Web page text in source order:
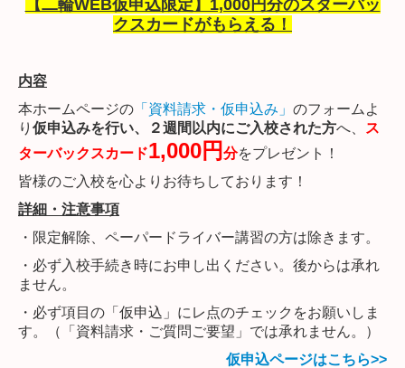
【二輪WEB仮申込限定】1,000円分のスターバッ
クスカードがもらえる！
内容
本ホームページの 「資料請求・仮申込み」 のフォームよ
り 仮申込みを行い、２週間以内にご入校された方へ、
ス
ターバックスカード1,000円 分をプレゼント！
皆様のご入校を心よりお待ちしております！
詳細・注意事項
・限定解除、ペーパードライバー講習の方は除きます。
・必ず入校手続き時にお申し出ください。後からは承れ
ません。
・必ず項目の「仮申込」にレ点のチェックをお願いしま
す。（「資料請求・ご質問ご要望」では承れません。）
仮申込ページはこちら>>